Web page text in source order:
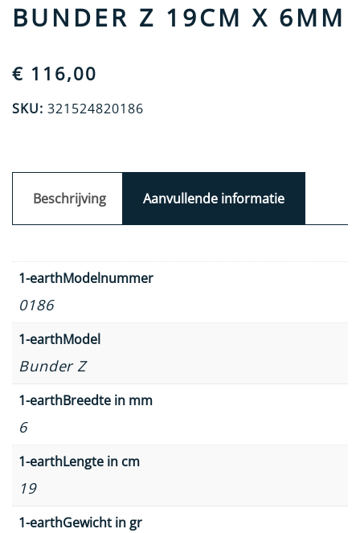
BUNDER Z 19CM X 6MM
€ 116,00
SKU: 321524820186
Beschrijving Aanvullende informatie
1-earthModelnummer
0186
1-earthModel
Bunder Z
1-earthBreedte in mm
6
1-earthLengte in cm
19
1-earthGewicht in gr